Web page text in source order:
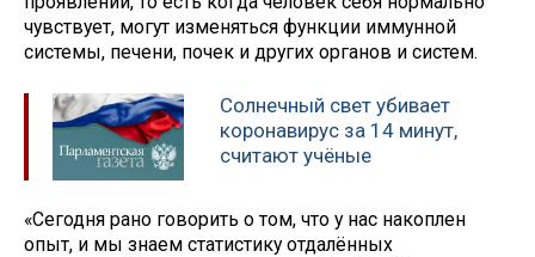
чувствует, могут изменяться функции иммунной
системы, печени, почек и других органов и систем.
Солнечный свет убивает
коронавирус за 14 минут,
считают учёные
«Сегодня рано говорить о том, что у нас накоплен
опыт, и мы знаем статистику отдалённых